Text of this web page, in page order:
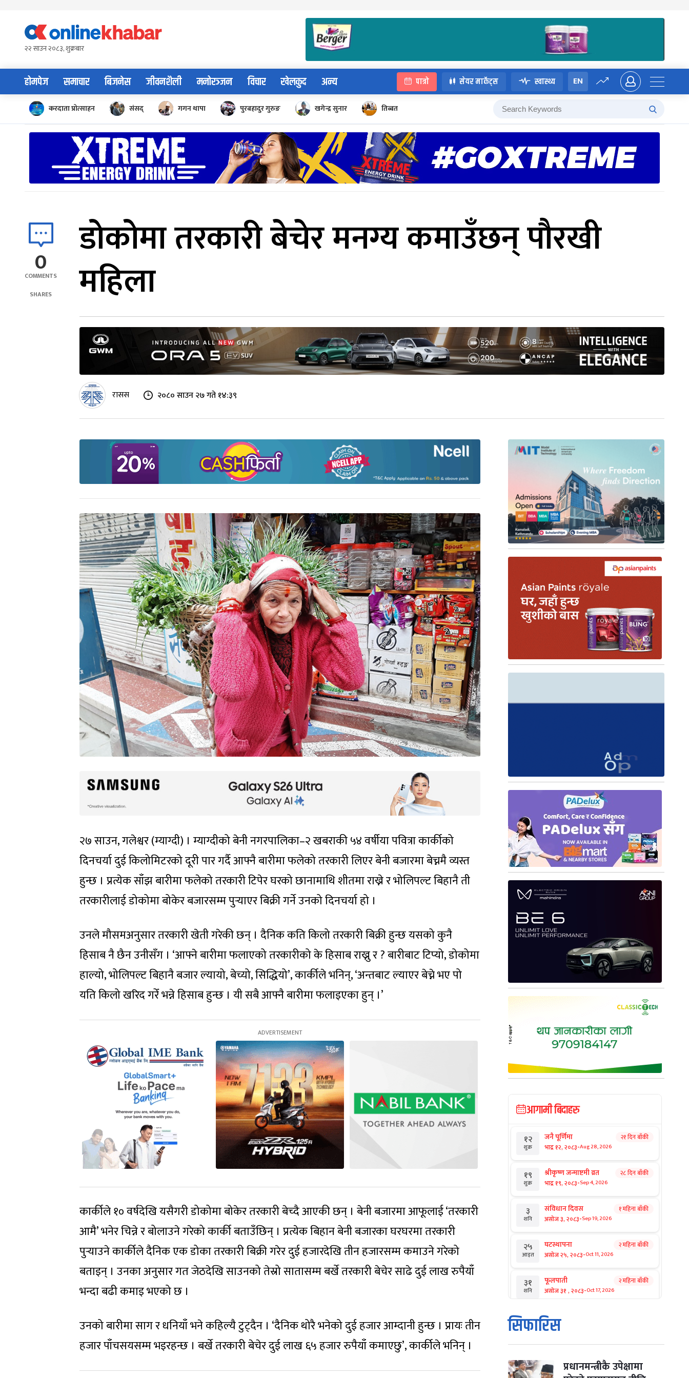
content२२ साउन २०८३, शुक्रबार
होमपेज समाचार बिजनेस जीवनशैली मनोरञ्जन विचार खेलकुद अन्य पात्रो सेयर मार्केट्स स्वास्थ्य EN
करदाता प्रोत्साहन संसद् गगन थापा पुरबहादुर गुरुङ खगेन्द्र सुनार तिब्बत
0
COMMENTS
SHARES
डोकोमा तरकारी बेचेर मनग्य कमाउँछन् पौरखी
महिला
रासस २०८० साउन २७ गते १४:३९
२७ साउन, गलेश्वर (म्याग्दी) । म्याग्दीको बेनी नगरपालिका–२ खबराकी ५४ वर्षीया पवित्रा कार्कीको
दिनचर्या दुई किलोमिटरको दूरी पार गर्दै आफ्नै बारीमा फलेको तरकारी लिएर बेनी बजारमा बेच्नमै व्यस्त
हुन्छ । प्रत्येक साँझ बारीमा फलेको तरकारी टिपेर घरको छानामाथि शीतमा राख्ने र भोलिपल्ट बिहानै ती
तरकारीलाई डोकोमा बोकेर बजारसम्म पुर्‍याएर बिक्री गर्ने उनको दिनचर्या हो ।
उनले मौसमअनुसार तरकारी खेती गरेकी छन् । दैनिक कति किलो तरकारी बिक्री हुन्छ यसको कुनै
हिसाब नै छैन उनीसँग । ‘आफ्ने बारीमा फलाएको तरकारीको के हिसाब राख्नु र ? बारीबाट टिप्यो, डोकोमा
हाल्यो, भोलिपल्ट बिहानै बजार ल्यायो, बेच्यो, सिद्धियो’, कार्कीले भनिन्, ‘अन्तबाट ल्याएर बेच्ने भए पो
यति किलो खरिद गरेँ भन्ने हिसाब हुन्छ । यी सबै आफ्नै बारीमा फलाइएका हुन् ।’
कार्कीले १० वर्षदेखि यसैगरी डोकोमा बोकेर तरकारी बेच्दै आएकी छन् । बेनी बजारमा आफूलाई ‘तरकारी
आमै’ भनेर चिन्ने र बोलाउने गरेको कार्की बताउँछिन् । प्रत्येक बिहान बेनी बजारका घरघरमा तरकारी
पुर्‍याउने कार्कीले दैनिक एक डोका तरकारी बिक्री गरेर दुई हजारदेखि तीन हजारसम्म कमाउने गरेको
बताइन् । उनका अनुसार गत जेठदेखि साउनको तेस्रो सातासम्म बर्खे तरकारी बेचेर साढे दुई लाख रुपैयाँ
भन्दा बढी कमाइ भएको छ ।
उनको बारीमा साग र धनियाँ भने कहिल्यै टुट्दैन । ‘दैनिक थोरै भनेको दुई हजार आम्दानी हुन्छ । प्रायः तीन
हजार पाँचसयसम्म भइरहन्छ । बर्खे तरकारी बेचेर दुई लाख ६५ हजार रुपैयाँ कमाएछु’, कार्कीले भनिन् ।
आगामी बिदाहरु
१२
शुक्र
जनै पूर्णिमा
भाद्र १२, २०८३-Aug 28, 2026
२१ दिन बाँकी
१९
शुक्र
श्रीकृष्ण जन्माष्टमी व्रत
भाद्र १९, २०८३-Sep 4, 2026
२८ दिन बाँकी
३
शनि
संविधान दिवस
असोज ३, २०८३-Sep 19, 2026
१ महिना बाँकी
२५
आइत
घटस्थापना
असोज २५, २०८३-Oct 11, 2026
२ महिना बाँकी
३१
शनि
फूलपाती
असोज ३१ , २०८३-Oct 17, 2026
२ महिना बाँकी
१
आइत
कार्तिक सङ्क्रान्ति
कार्तिक १, २०८३
मंगल कार्तिक ३, २०८३-Oct 20, 2026
सिफारिस
प्रधानमन्त्रीकै उपेक्षामा